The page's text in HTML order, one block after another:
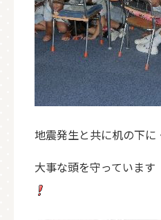
地震発生と共に机の下に
大事な頭を守っています